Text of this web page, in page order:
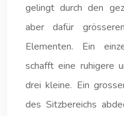
gelingt durch den
aber dafür
Elementen. Ein
schafft eine ruhigere
drei kleine. Ein
des Sitzbereichs